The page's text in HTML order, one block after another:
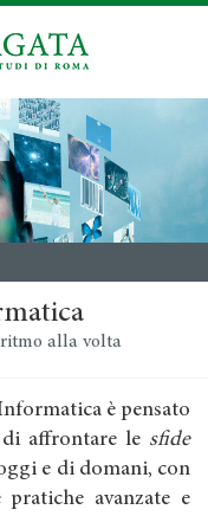
alla volta
è pensato
affrontare le sfide
e di domani, con
avanzate e